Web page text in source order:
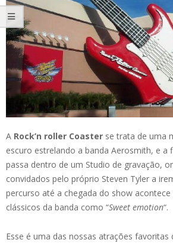
A Rock’n roller Coaster se trata de uma
escuro estrelando a banda Aerosmith, e a
passa dentro de um Studio de gravação,
convidados pelo próprio Steven Tyler a
percurso até a chegada do show
clássicos da banda como “Sweet emotion“.
Esse é uma das nossas atrações favoritas